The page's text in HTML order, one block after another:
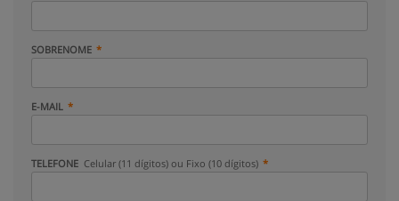
SOBRENOME
E-MAIL
TELEFONE Celular (11 dígitos) ou Fixo (10 dígitos)